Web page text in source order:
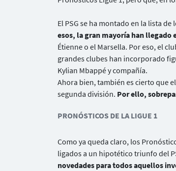
El PSG se ha montado en la lista
esos, la gran mayoría han llegado
Étienne o el Marsella. Por eso, el
grandes clubes han incorporado
Kylian Mbappé y compañía.
Ahora bien, también es cierto que
segunda división. Por ello,
PRONÓSTICOS DE LA LIGUE 1
Como ya queda claro, los
ligados a un hipotético triunfo del
novedades para todos aquellos